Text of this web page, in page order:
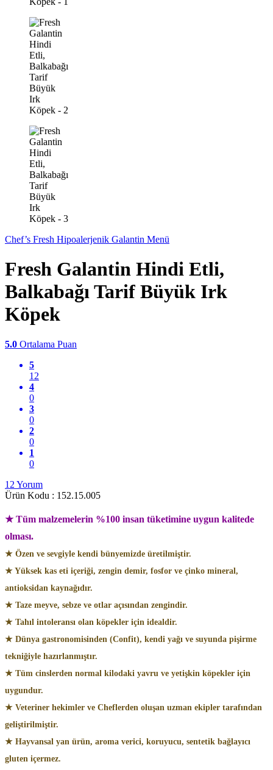
Chef’s Fresh Hipoalerjenik Galantin Menü
Fresh Galantin Hindi Etli,
Balkabağı Tarif Büyük Irk
Köpek
5.0 Ortalama Puan
5
12
4
0
3
0
2
0
1
0
12 Yorum
Ürün Kodu : 152.15.005
★ Tüm malzemelerin %100 insan tüketimine uygun kalitede
olması.
★ Özen ve sevgiyle kendi bünyemizde üretilmiştir.
★ Yüksek kas eti içeriği, zengin demir, fosfor ve çinko mineral,
antioksidan kaynağıdır.
★ Taze meyve, sebze ve otlar açısından zengindir.
★ Tahıl intoleransı olan köpekler için idealdir.
★ Dünya gastronomisinden (Confit), kendi yağı ve suyunda pişirme
tekniğiyle hazırlanmıştır.
★ Tüm cinslerden normal kilodaki yavru ve yetişkin köpekler için
uygundur.
★ Veteriner hekimler ve Cheflerden oluşan uzman ekipler tarafından
geliştirilmiştir.
★ Hayvansal yan ürün, aroma verici, koruyucu, sentetik bağlayıcı
gluten içermez.